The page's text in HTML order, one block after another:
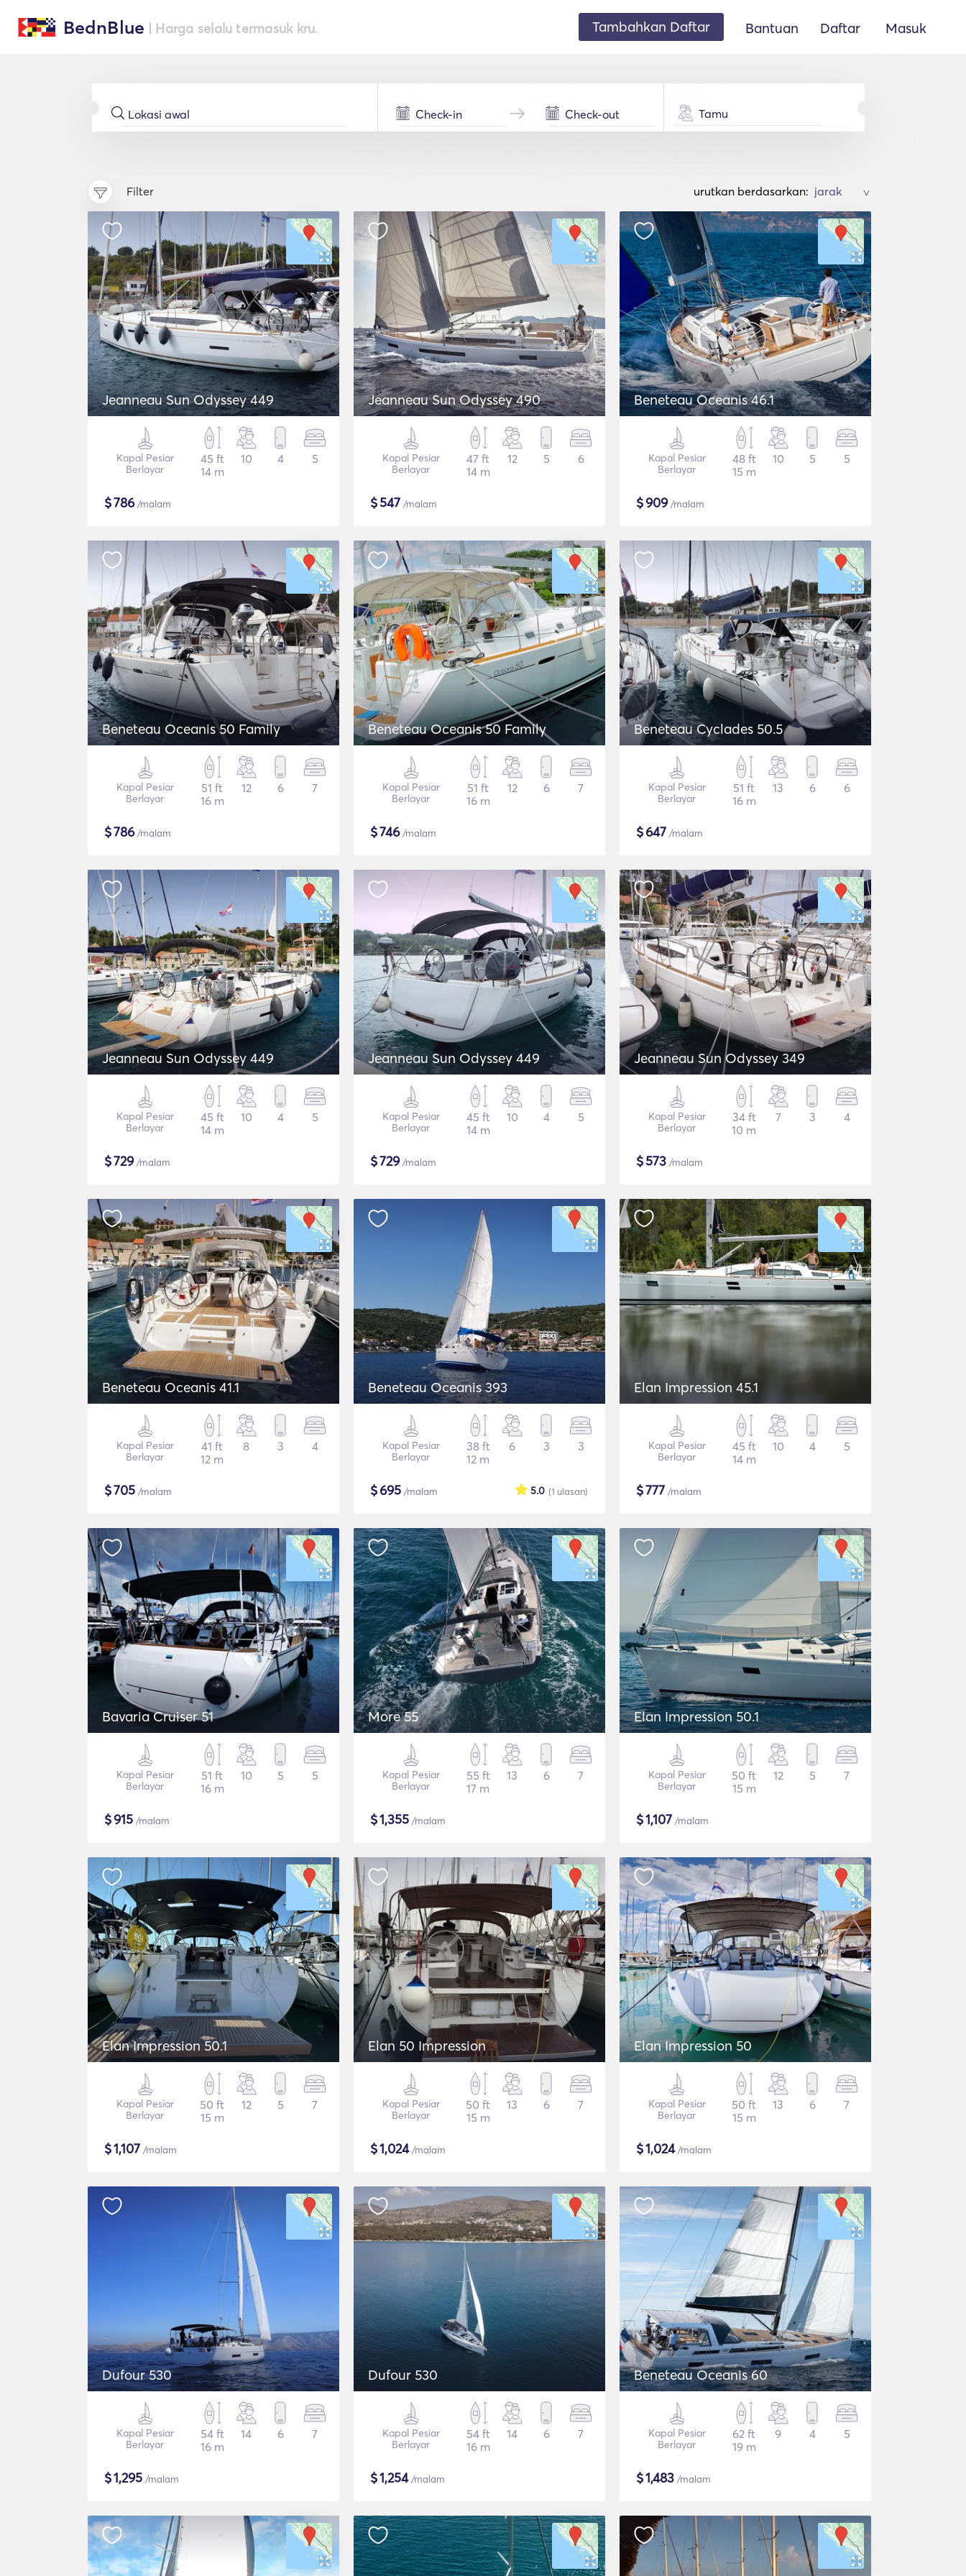
BednBlue | Harga selalu termasuk kru. Tambahkan Daftar Bantuan Daftar Masuk
Tamu
Filter urutkan berdasarkan: >
Jeanneau Sun Odyssey 449
Kapal Pesiar
Berlayar
45 ft
14 m
10 4 5
$786/malam
Jeanneau Sun Odyssey 490
Kapal Pesiar
Berlayar
47 ft
14 m
12 5 6
$547 /malam
Beneteau Oceanis 46.1
Kapal Pesiar
Berlayar
48 ft
15 m
10 5 5
$909/malam
Beneteau Oceanis 50 Family
Kapal Pesiar
Berlayar
51 ft
16 m
12 6 7
$786/malam
Beneteau Oceanis 50 Family
Kapal Pesiar
Berlayar
51 ft
16 m
12 6 7
$746/malam
Beneteau Cyclades 50.5
Kapal Pesiar
Berlayar
51 ft
16 m
13 6 6
$647 /malam
Jeanneau Sun Odyssey 449
Kapal Pesiar
Berlayar
45 ft
14 m
10 4 5
$729/malam
Jeanneau Sun Odyssey 449
Kapal Pesiar
Berlayar
45 ft
14 m
10 4 5
$729/malam
Jeanneau Sun Odyssey 349
Kapal Pesiar
Berlayar
34 ft
10 m
7 3 4
$573 /malam
Beneteau Oceanis 41.1
Kapal Pesiar
Berlayar
41 ft
12 m
8 3 4
$705 /malam
Beneteau Oceanis 393
Kapal Pesiar
Berlayar
38 ft
12 m
6 3 3
$695 /malam (1 ulasan)
5.0
Elan Impression 45.1
Kapal Pesiar
Berlayar
45 ft
14 m
10 4 5
$777 /malam
Bavaria Cruiser 51
Kapal Pesiar
Berlayar
51 ft
16 m
10 5 5
$915 /malam
More 55
Kapal Pesiar
Berlayar
55 ft
17 m
13 6 7
$1,355 /malam
Elan Impression 50.1
Kapal Pesiar
Berlayar
50 ft
15 m
12 5 7
$1,107 /malam
Elan Impression 50.1
Kapal Pesiar
Berlayar
50 ft
15 m
12 5 7
$1,107 /malam
Elan 50 Impression
Kapal Pesiar
Berlayar
50 ft
15 m
13 6 7
$1,024/malam
Elan Impression 50
Kapal Pesiar
Berlayar
50 ft
15 m
13 6 7
$1,024/malam
Dufour 530
Kapal Pesiar
Berlayar
54 ft
16 m
14 6 7
$1,295 /malam
Dufour 530
Kapal Pesiar
Berlayar
54 ft
16 m
14 6 7
$1,254/malam
Beneteau Oceanis 60
Kapal Pesiar
Berlayar
62 ft
19 m
9 4 5
$1,483 /malam